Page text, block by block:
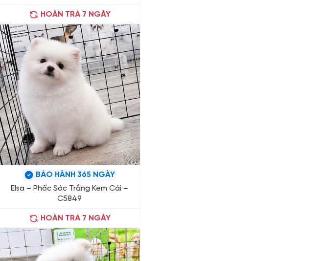
HOÀN TRẢ 7 NGÀY
BẢO HÀNH 365 NGÀY
Elsa – Phốc Sóc Trắng Kem Cái –
C5849
HOÀN TRẢ 7 NGÀY